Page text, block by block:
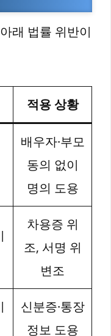
래 법률 위반이
적용 상황
배우자·부모
동의 없이
명의 도용
차용증 위
조, 서명 위
변조
신분증·통장
정보 도용